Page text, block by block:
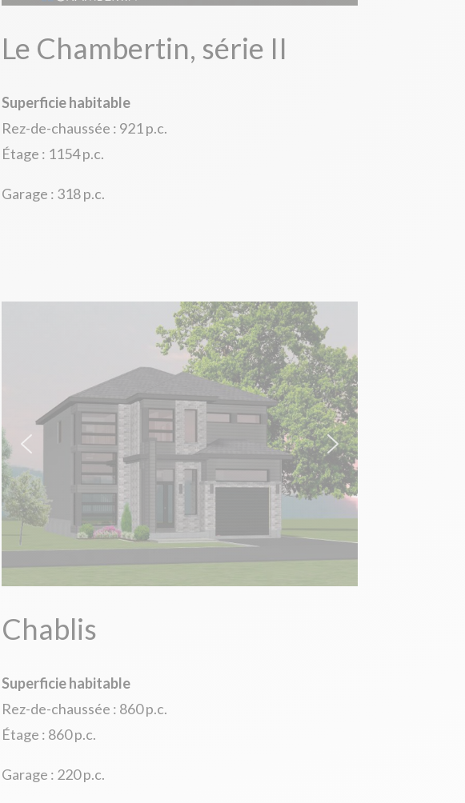
Le Chambertin, série II
Superficie habitable
Rez-de-chaussée : 921 p.c.
Étage : 1154 p.c.
Garage : 318 p.c.
Chablis
Superficie habitable
Rez-de-chaussée : 860 p.c.
Étage : 860 p.c.
Garage : 220 p.c.